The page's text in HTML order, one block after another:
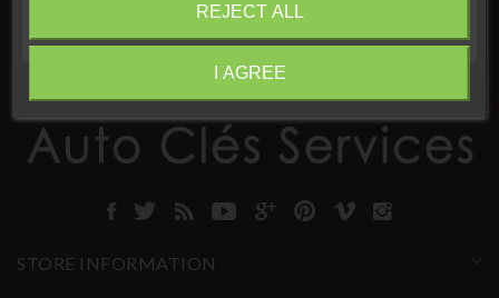
STORE INFORMATION
REJECT ALL
I AGREE
Close
Information